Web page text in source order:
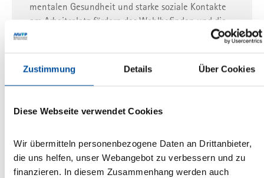
Zustimmung Details Über Cookies
Diese Webseite verwendet Cookies
Wir übermitteln personenbezogene Daten an Drittanbieter,
die uns helfen, unser Webangebot zu verbessern und zu
finanzieren. In diesem Zusammenhang werden auch
mentalen Gesundheit und starke soziale Kontakte
am Arbeitsplatz fördern das Wohlbefinden und die
Was moderne Arbeitskonzepte mit uns
Zwei neue Studien befassen sich mit den Folgen
von „fragmentierten“ Arbeitstagen und